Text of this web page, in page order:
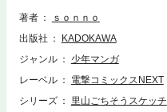
著者
ｓｏｎｎｏ
出版社
KADOKAWA
ジャンル
少年マンガ
レーベル
電撃コミックスNEXT
シリーズ
里山ごちそうスケッチ